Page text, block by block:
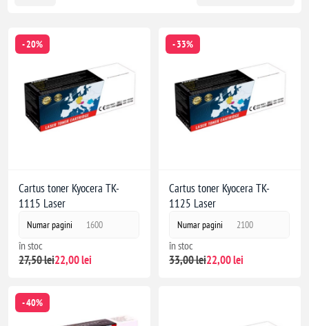
- 20%
Cartus toner Kyocera TK-
1115 Laser
Numar pagini 1600
în stoc
27,50 lei22,00 lei
- 33%
Cartus toner Kyocera TK-
1125 Laser
Numar pagini 2100
în stoc
33,00 lei22,00 lei
- 40%